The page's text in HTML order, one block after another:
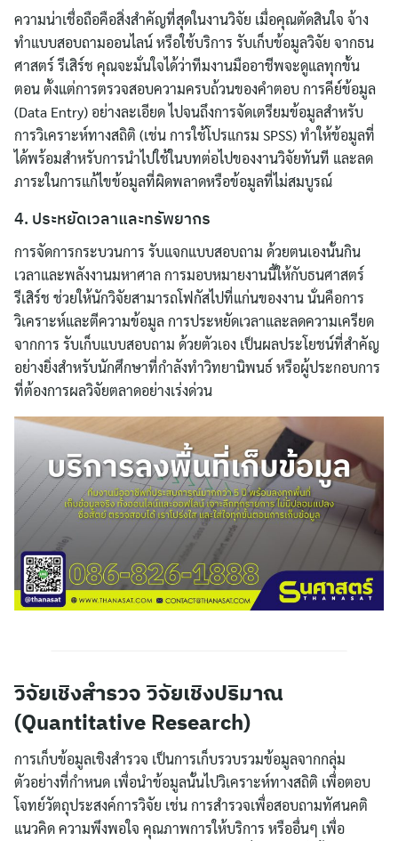
ความน่าเชื่อถือคือสิ่งสำคัญที่สุดในงานวิจัย เมื่อคุณตัดสินใจ จ้าง
ทำแบบสอบถามออนไลน์ หรือใช้บริการ รับเก็บข้อมูลวิจัย จากธน
ศาสตร์ รีเสิร์ช คุณจะมั่นใจได้ว่าทีมงานมืออาชีพจะดูแลทุกขั้น
ตอน ตั้งแต่การตรวจสอบความครบถ้วนของคำตอบ การคีย์ข้อมูล
(Data Entry) อย่างละเอียด ไปจนถึงการจัดเตรียมข้อมูลสำหรับ
การวิเคราะห์ทางสถิติ (เช่น การใช้โปรแกรม SPSS) ทำให้ข้อมูลที่
ได้พร้อมสำหรับการนำไปใช้ในบทต่อไปของงานวิจัยทันที และลด
ภาระในการแก้ไขข้อมูลที่ผิดพลาดหรือข้อมูลที่ไม่สมบูรณ์
4. ประหยัดเวลาและทรัพยากร
การจัดการกระบวนการ รับแจกแบบสอบถาม ด้วยตนเองนั้นกิน
เวลาและพลังงานมหาศาล การมอบหมายงานนี้ให้กับธนศาสตร์
รีเสิร์ช ช่วยให้นักวิจัยสามารถโฟกัสไปที่แก่นของงาน นั่นคือการ
วิเคราะห์และตีความข้อมูล การประหยัดเวลาและลดความเครียด
จากการ รับเก็บแบบสอบถาม ด้วยตัวเอง เป็นผลประโยชน์ที่สำคัญ
อย่างยิ่งสำหรับนักศึกษาที่กำลังทำวิทยานิพนธ์ หรือผู้ประกอบการ
ที่ต้องการผลวิจัยตลาดอย่างเร่งด่วน
วิจัยเชิงสำรวจ วิจัยเชิงปริมาณ
(Quantitative Research)
การเก็บข้อมูลเชิงสำรวจ เป็นการเก็บรวบรวมข้อมูลจากกลุ่ม
ตัวอย่างที่กำหนด เพื่อนำข้อมูลนั้นไปวิเคราะห์ทางสถิติ เพื่อตอบ
โจทย์วัตถุประสงค์การวิจัย เช่น การสำรวจเพื่อสอบถามทัศนคติ
แนวคิด ความพึงพอใจ คุณภาพการให้บริการ หรืออื่นๆ เพื่อ